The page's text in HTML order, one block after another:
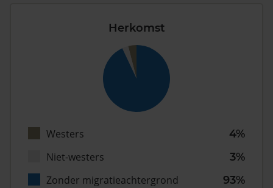
Herkomst
Westers
4%
Niet-westers
3%
Zonder migratieachtergrond
93%